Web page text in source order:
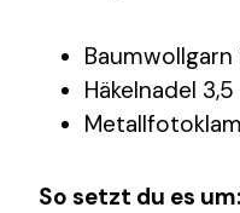
Häkelnadel
So setzt du es um: